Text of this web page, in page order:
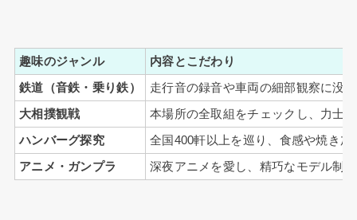
趣味のジャンル 内容とこだわり
鉄道（音鉄・乗り鉄） 走行音の録音や車両の細部観察に没
大相撲観戦 本場所の全取組をチェックし、力士
ハンバーグ探究 全国400軒以上を巡り、食感や焼き加
アニメ・ガンプラ 深夜アニメを愛し、精巧なモデル制